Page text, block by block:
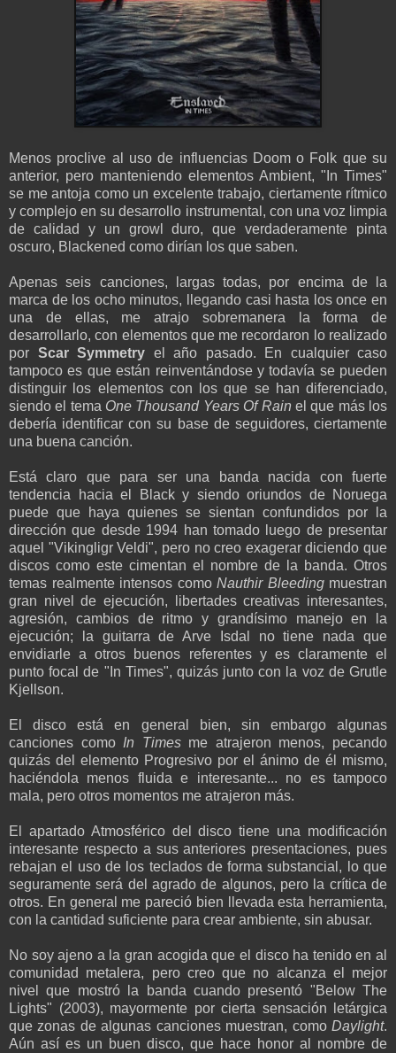
Menos proclive al uso de influencias Doom o Folk que su
anterior, pero manteniendo elementos Ambient, "In Times"
se me antoja como un excelente trabajo, ciertamente rítmico
y complejo en su desarrollo instrumental, con una voz limpia
de calidad y un growl duro, que verdaderamente pinta
oscuro, Blackened como dirían los que saben.
Apenas seis canciones, largas todas, por encima de la
marca de los ocho minutos, llegando casi hasta los once en
una de ellas, me atrajo sobremanera la forma de
desarrollarlo, con elementos que me recordaron lo realizado
por Scar Symmetry el año pasado. En cualquier caso
tampoco es que están reinventándose y todavía se pueden
distinguir los elementos con los que se han diferenciado,
siendo el tema One Thousand Years Of Rain el que más los
debería identificar con su base de seguidores, ciertamente
una buena canción.
Está claro que para ser una banda nacida con fuerte
tendencia hacia el Black y siendo oriundos de Noruega
puede que haya quienes se sientan confundidos por la
dirección que desde 1994 han tomado luego de presentar
aquel "Vikingligr Veldi", pero no creo exagerar diciendo que
discos como este cimentan el nombre de la banda. Otros
temas realmente intensos como Nauthir Bleedingmuestran
gran nivel de ejecución, libertades creativas interesantes,
agresión, cambios de ritmo y grandísimo manejo en la
ejecución; la guitarra de Arve Isdal no tiene nada que
envidiarle a otros buenos referentes y es claramente el
punto focal de "In Times", quizás junto con la voz de Grutle
Kjellson.
El disco está en general bien, sin embargo algunas
canciones como In Timesme atrajeron menos, pecando
quizás del elemento Progresivo por el ánimo de él mismo,
haciéndola menos fluida e interesante... no es tampoco
mala, pero otros momentos me atrajeron más.
El apartado Atmosférico del disco tiene una modificación
interesante respecto a sus anteriores presentaciones, pues
rebajan el uso de los teclados de forma substancial, lo que
seguramente será del agrado de algunos, pero la crítica de
otros. En general me pareció bien llevada esta herramienta,
con la cantidad suficiente para crear ambiente, sin abusar.
No soy ajeno a la gran acogida que el disco ha tenido en al
comunidad metalera, pero creo que no alcanza el mejor
nivel que mostró la banda cuando presentó "Below The
Lights" (2003), mayormente por cierta sensación letárgica
que zonas de algunas canciones muestran, como Daylight.
Aún así es un buen disco, que hace honor al nombre de